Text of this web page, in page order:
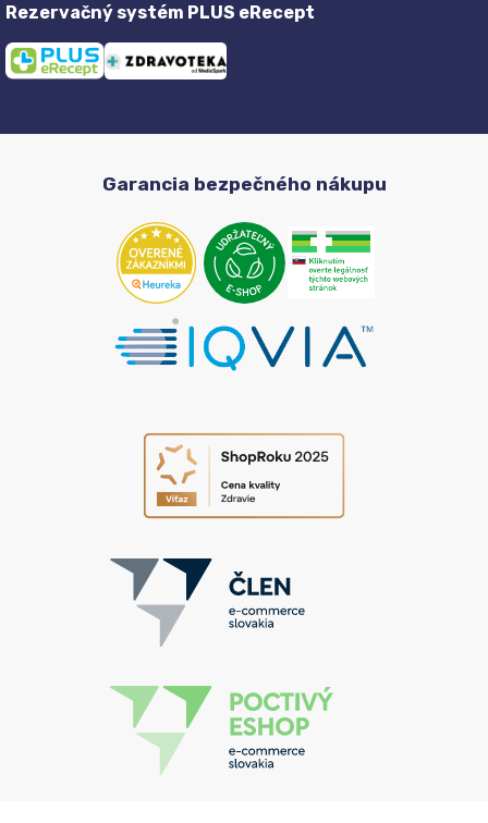
Rezervačný systém PLUS eRecept
Garancia bezpečného nákupu